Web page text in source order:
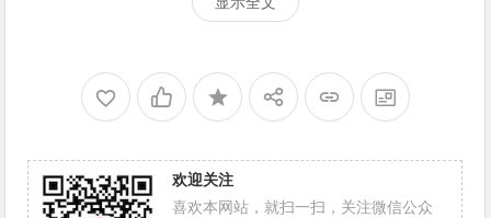
欢迎关注
喜欢本网站，就扫一扫，关注微信公众